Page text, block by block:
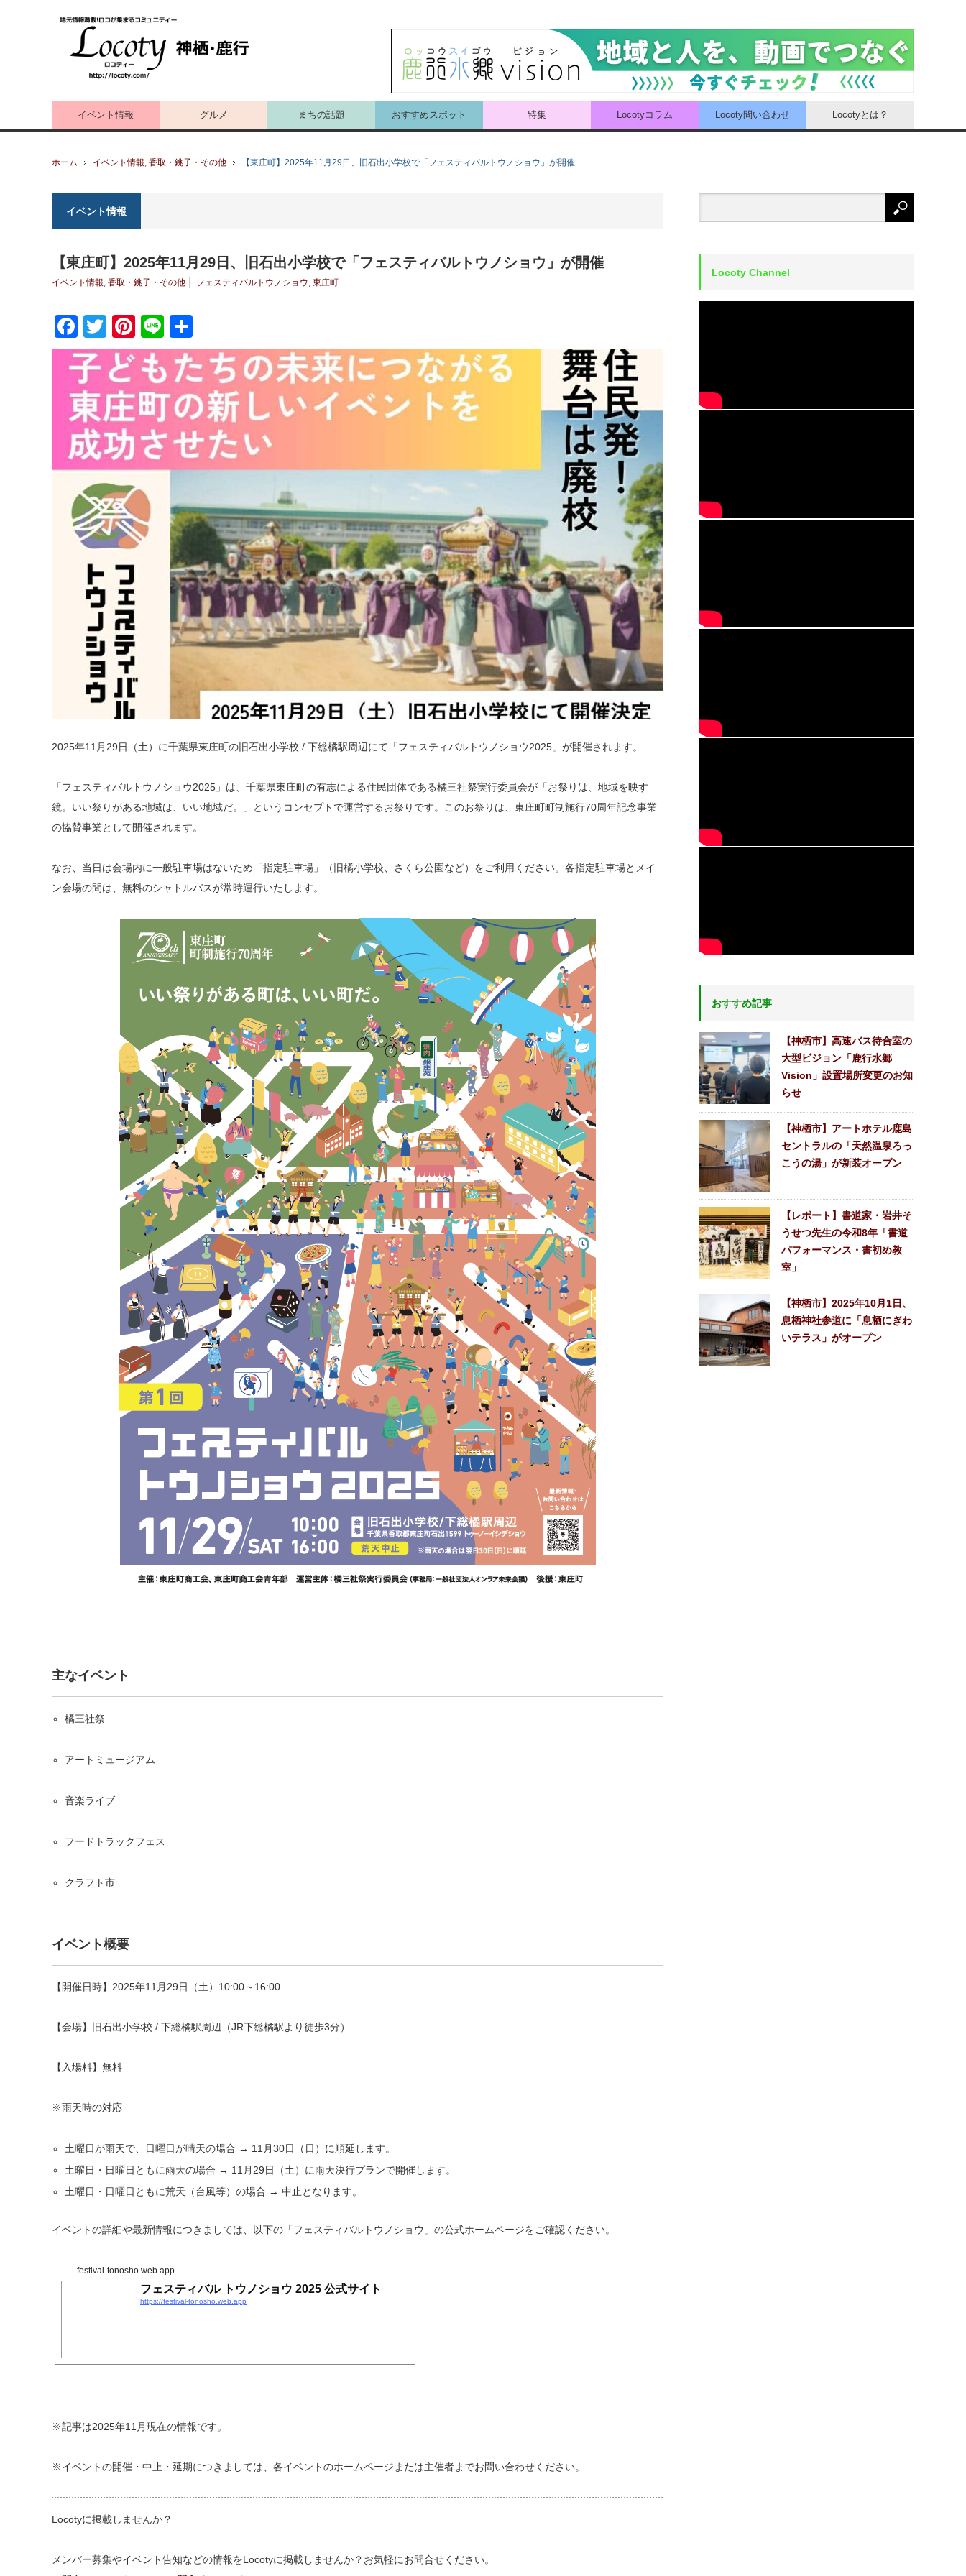
イベント情報 グルメ まちの話題 おすすめスポット 特集 Locotyコラム Locoty問い合わせ Locotyとは？
ホーム イベント情報, 香取・銚子・その他 【東庄町】2025年11月29日、旧石出小学校で「フェスティバルトウノショウ」が開催
イベント情報
【東庄町】2025年11月29日、旧石出小学校で「フェスティバルトウノショウ」が開催
イベント情報, 香取・銚子・その他 フェスティバルトウノショウ, 東庄町
Facebook
TwitterPinterest
Line
有
2025年11月29日（土）に千葉県東庄町の旧石出小学校 / 下総橘駅周辺にて「フェスティバルトウノショウ2025」が開催されます。
「フェスティバルトウノショウ2025」は、千葉県東庄町の有志による住民団体である橘三社祭実行委員会が「お祭りは、地域を映す
鏡。いい祭りがある地域は、いい地域だ。」というコンセプトで運営するお祭りです。このお祭りは、東庄町町制施行70周年記念事業
の協賛事業として開催されます。
なお、当日は会場内に一般駐車場はないため「指定駐車場」（旧橘小学校、さくら公園など）をご利用ください。各指定駐車場とメイ
ン会場の間は、無料のシャトルバスが常時運行いたします。
主なイベント
橘三社祭
アートミュージアム
音楽ライブ
フードトラックフェス
クラフト市
イベント概要
【開催日時】2025年11月29日（土）10:00～16:00
【会場】旧石出小学校 / 下総橘駅周辺（JR下総橘駅より徒歩3分）
【入場料】無料
※雨天時の対応
土曜日が雨天で、日曜日が晴天の場合 → 11月30日（日）に順延します。
土曜日・日曜日ともに雨天の場合 → 11月29日（土）に雨天決行プランで開催します。
土曜日・日曜日ともに荒天（台風等）の場合 → 中止となります。
イベントの詳細や最新情報につきましては、以下の「フェスティバルトウノショウ」の公式ホームページをご確認ください。
festival-tonosho.web.app
フェスティバル トウノショウ 2025 公式サイト
https://festival-tonosho.web.app
※記事は2025年11月現在の情報です。
※イベントの開催・中止・延期につきましては、各イベントのホームページまたは主催者までお問い合わせください。
Locotyに掲載しませんか？
メンバー募集やイベント告知などの情報をLocotyに掲載しませんか？お気軽にお問合せください。
Locoty Channel
おすすめ記事
【神栖市】高速バス待合室の
大型ビジョン「鹿行水郷
Vision」設置場所変更のお知
らせ
【神栖市】アートホテル鹿島
セントラルの「天然温泉ろっ
こうの湯」が新装オープン
【レポート】書道家・岩井そ
うせつ先生の令和8年「書道
パフォーマンス・書初め教
室」
【神栖市】2025年10月1日、
息栖神社参道に「息栖にぎわ
いテラス」がオープン